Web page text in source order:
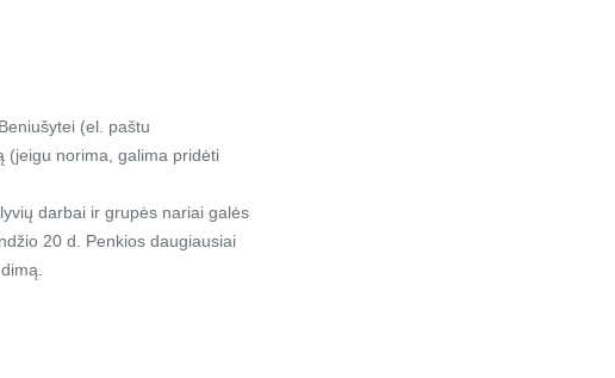
(el. paštu
(jeigu norima, galima pridėti
darbai ir grupės nariai galės
20 d. Penkios daugiausiai